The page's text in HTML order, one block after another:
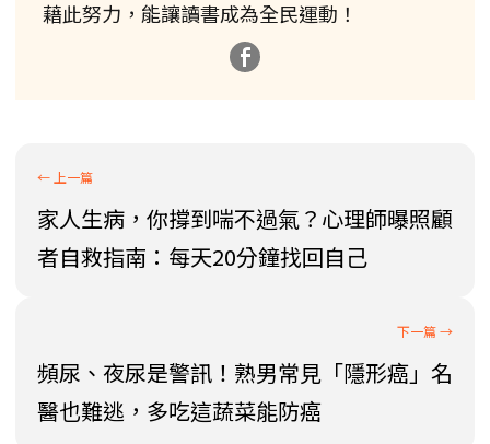
藉此努力，能讓讀書成為全民運動！
家人生病，你撐到喘不過氣？心理師曝照顧
者自救指南：每天20分鐘找回自己
頻尿、夜尿是警訊！熟男常見「隱形癌」名
醫也難逃，多吃這蔬菜能防癌